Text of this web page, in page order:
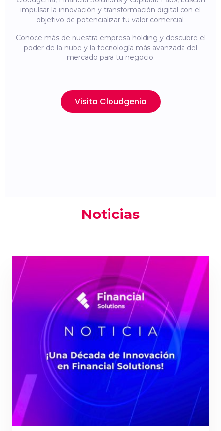
impulsar la innovación y transformación digital con el
objetivo de potencializar tu valor comercial.
Conoce más de nuestra empresa holding y descubre el
poder de la nube y la tecnología más avanzada del
mercado para tu negocio.
Visita Cloudgenia
Noticias